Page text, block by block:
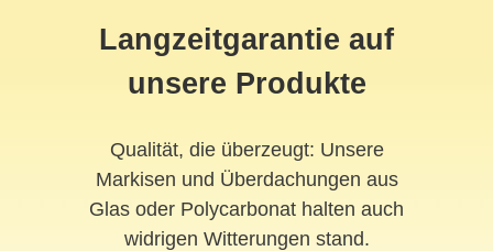
Langzeitgarantie auf
unsere Produkte
Qualität, die überzeugt: Unsere
Markisen und Überdachungen aus
Glas oder Polycarbonat halten auch
widrigen Witterungen stand.